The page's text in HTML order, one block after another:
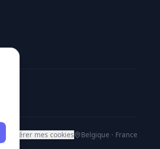
Gérer mes cookies Belgique · France